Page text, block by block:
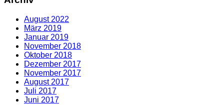
August 2022
März 2019
Januar 2019
November 2018
Oktober 2018
Dezember 2017
November 2017
August 2017
Juli 2017
Juni 2017